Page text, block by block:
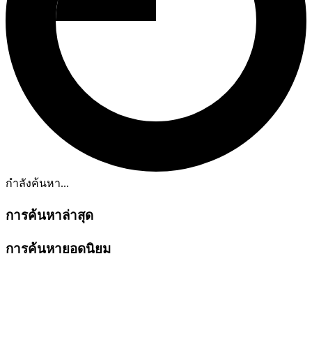
กำลังค้นหา...
การค้นหาล่าสุด
การค้นหายอดนิยม